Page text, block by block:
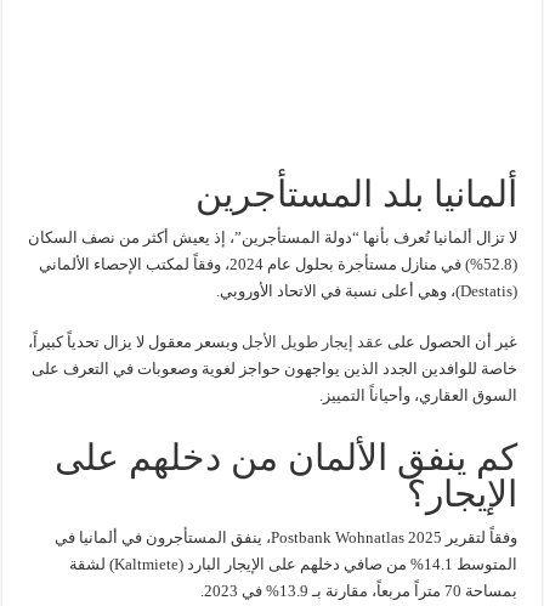
ألمانيا بلد المستأجرين
لا تزال ألمانيا تُعرف بأنها “دولة المستأجرين”، إذ يعيش أكثر من نصف السكان
(52.8%) في منازل مستأجرة بحلول عام 2024، وفقاً لمكتب الإحصاء الألماني
(Destatis)، وهي أعلى نسبة في الاتحاد الأوروبي.
غير أن الحصول على عقد إيجار طويل الأجل وبسعر معقول لا يزال تحدياً كبيراً،
خاصة للوافدين الجدد الذين يواجهون حواجز لغوية وصعوبات في التعرف على
السوق العقاري، وأحياناً التمييز.
كم ينفق الألمان من دخلهم على
الإيجار؟
وفقاً لتقرير Postbank Wohnatlas 2025، ينفق المستأجرون في ألمانيا في
المتوسط 14.1% من صافي دخلهم على الإيجار البارد (Kaltmiete) لشقة
بمساحة 70 متراً مربعاً، مقارنة بـ 13.9% في 2023.